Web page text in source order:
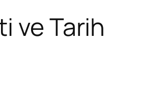
ve Tarih